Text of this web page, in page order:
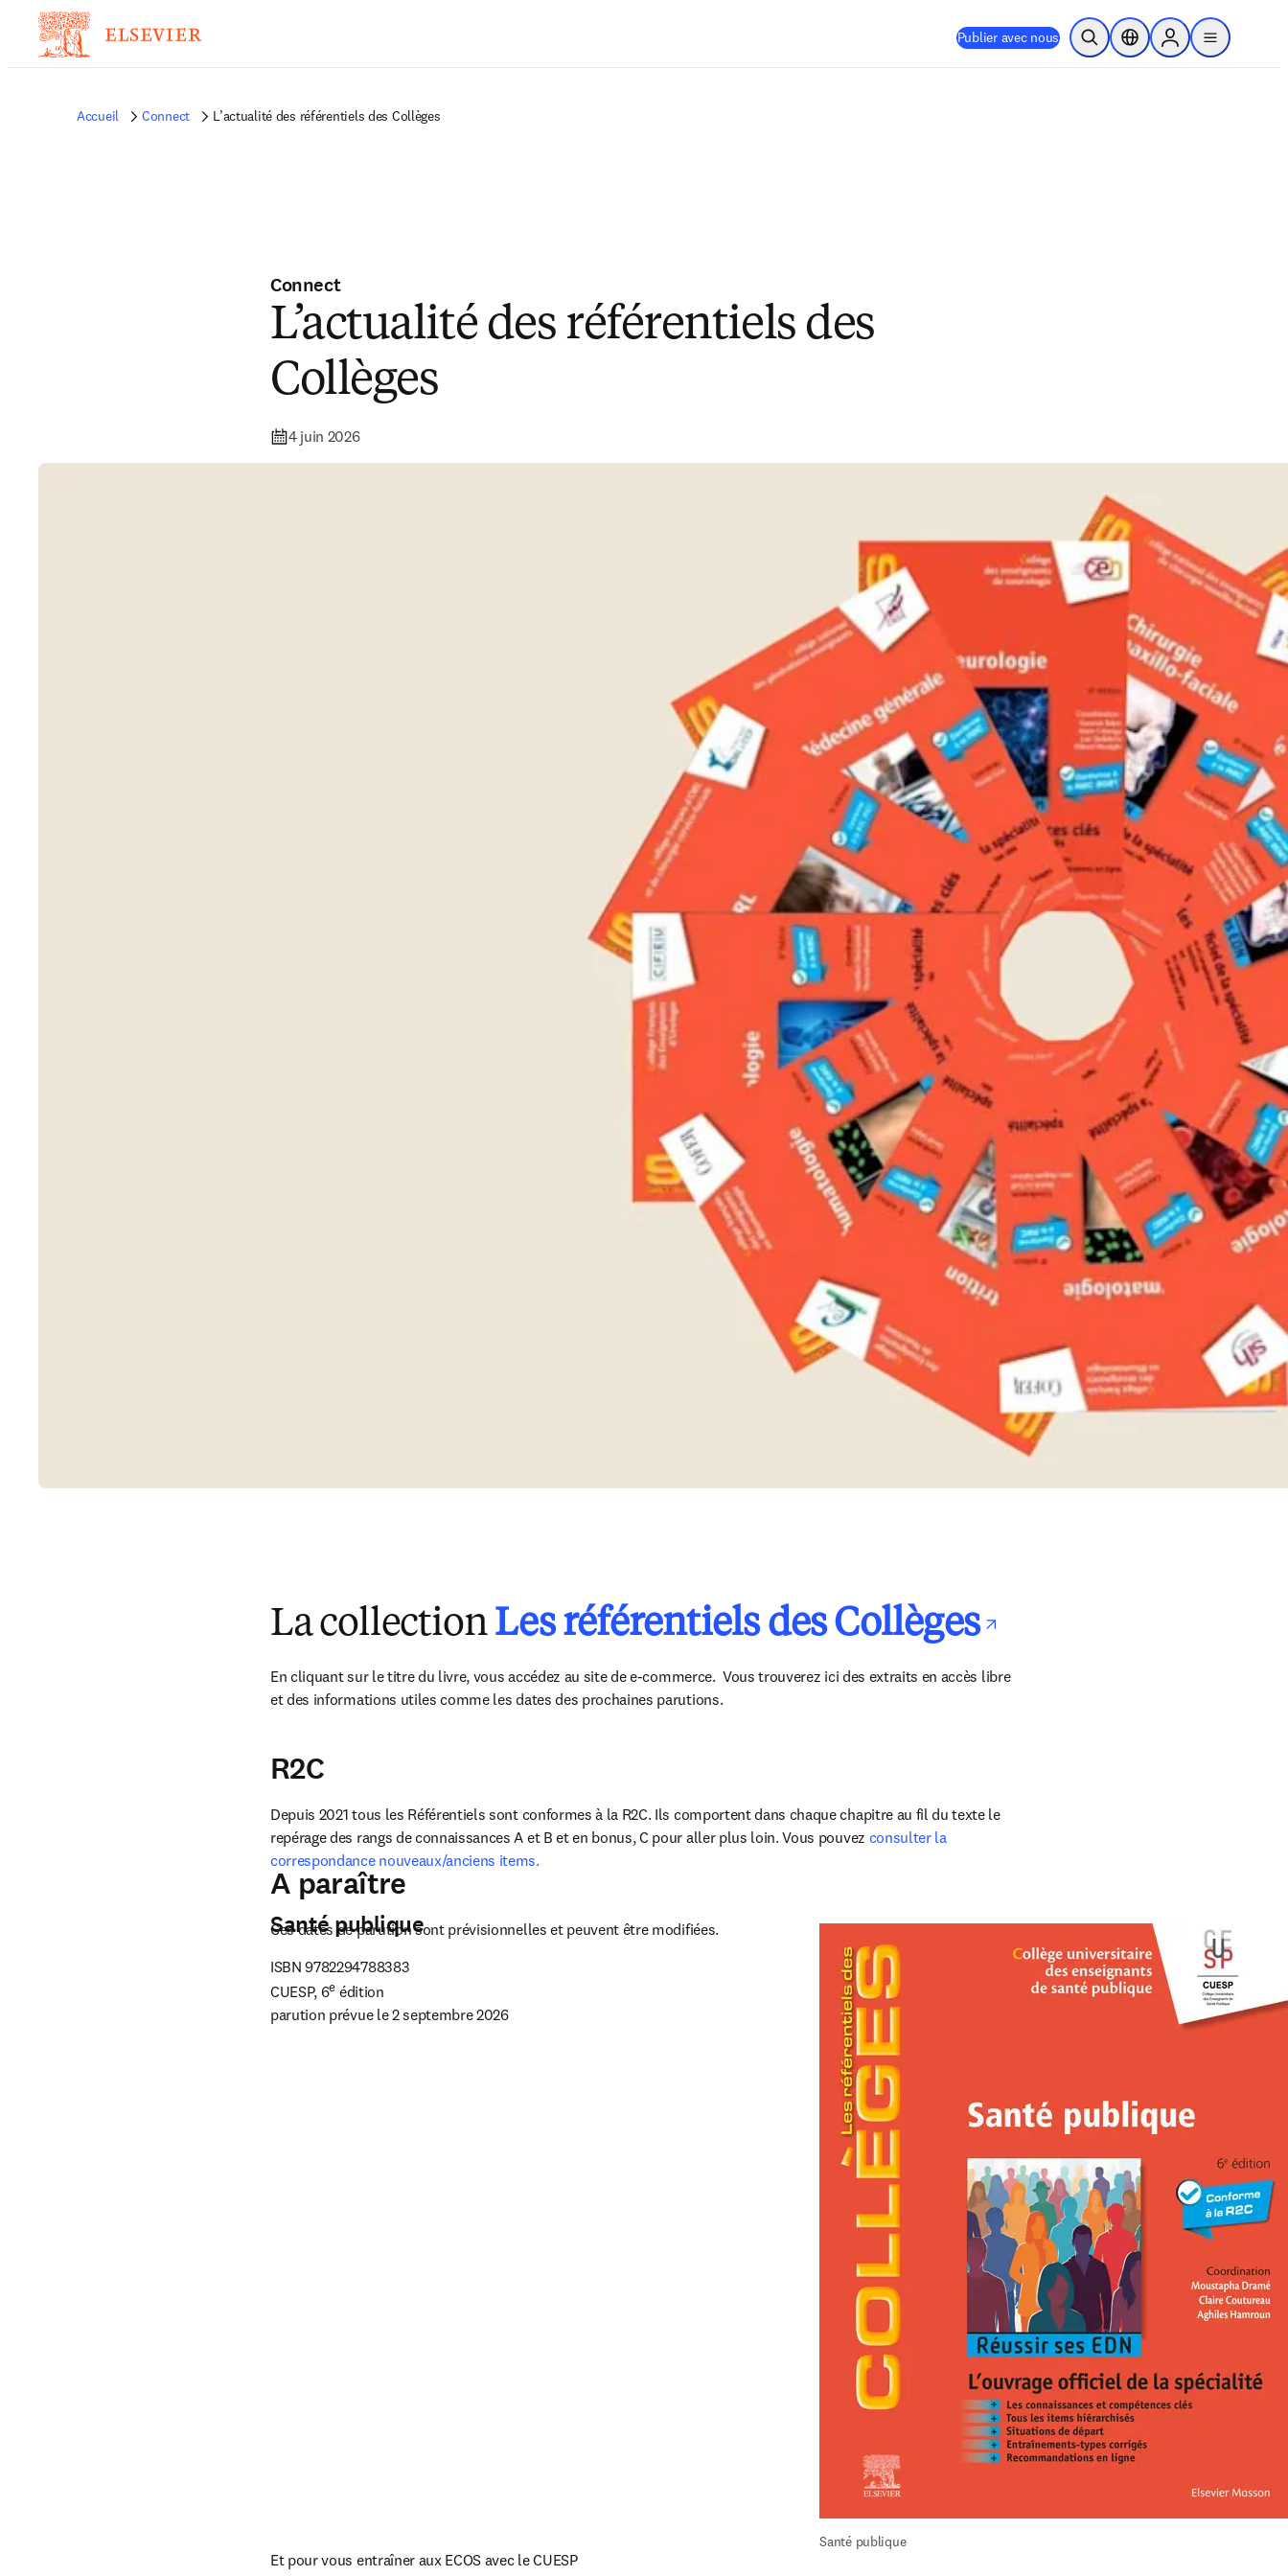
Publier avec nous Ouvrir la recherche
Sélecteur de localisation
Sign in to products
menu
Accueil Connect L’actualité des référentiels des Collèges
Connect
L’actualité des référentiels des
Collèges
4 juin 2026
La collection Les référentiels des Collèges
En cliquant sur le titre du livre, vous accédez au site de e-commerce.  Vous trouverez ici des extraits en accès libre
et des informations utiles comme les dates des prochaines parutions.
R2C
Depuis 2021 tous les Référentiels sont conformes à la R2C. Ils comportent dans chaque chapitre au fil du texte le
repérage des rangs de connaissances A et B et en bonus, C pour aller plus loin. Vous pouvez consulter la
correspondance nouveaux/anciens items.
A paraître
Ces dates de parution sont prévisionnelles et peuvent être modifiées.
Santé publique
ISBN 9782294788383
CUESP, 6e édition
parution prévue le 2 septembre 2026
Santé publique
Et pour vous entraîner aux ECOS avec le CUESP